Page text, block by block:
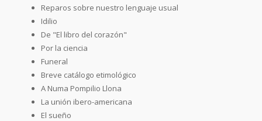
Reparos sobre nuestro lenguaje usual
Idilio
De "El libro del corazón"
Por la ciencia
Funeral
Breve catálogo etimológico
A Numa Pompilio Llona
La unión ibero-americana
El sueño